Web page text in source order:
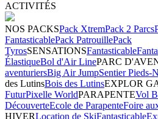
ACTIVITÉS
NOS PACKSPack XtremPack 2 Parcs
FantasticablePack PatrouillePack
TyrosSENSATIONSFantasticable
ÉlastiqueBol d'Air LinePARC
aventuriersBig Air JumpSentier Pieds-
des LutinsBois des LutinsEXPLOR
FuturPixelle WorldPARAPENTEVol
DécouverteEcole de ParapenteFoire
HIVERLocation de SkiFantasticable